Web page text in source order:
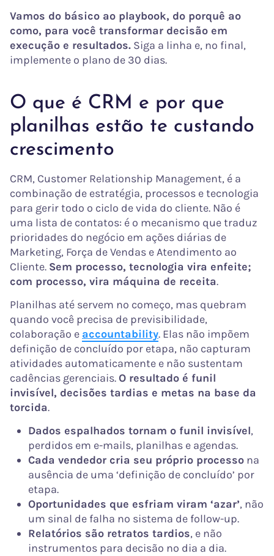
Vamos do básico ao playbook, do porquê ao
como, para você transformar decisão em
execução e resultados. Siga a linha e, no final,
implemente o plano de 30 dias.
O que é CRM e por que
planilhas estão te custando
crescimento
CRM, Customer Relationship Management, é a
combinação de estratégia, processos e tecnologia
para gerir todo o ciclo de vida do cliente. Não é
uma lista de contatos: é o mecanismo que traduz
prioridades do negócio em ações diárias de
Marketing, Força de Vendas e Atendimento ao
Cliente. Sem processo, tecnologia vira enfeite;
com processo, vira máquina de receita.
Planilhas até servem no começo, mas quebram
quando você precisa de previsibilidade,
colaboração e accountability. Elas não impõem
definição de concluído por etapa, não capturam
atividades automaticamente e não sustentam
cadências gerenciais. O resultado é funil
invisível, decisões tardias e metas na base da
torcida.
Dados espalhados tornam o funil invisível,
perdidos em e-mails, planilhas e agendas.
Cada vendedor cria seu próprio processo na
ausência de uma ‘definição de concluído’ por
etapa.
Oportunidades que esfriam viram ‘azar’, não
um sinal de falha no sistema de follow-up.
Relatórios são retratos tardios, e não
instrumentos para decisão no dia a dia.